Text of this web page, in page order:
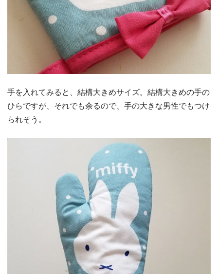
手を入れてみると、結構大きめサイズ。結構大きめの手の
ひらですが、それでも余るので、手の大きな男性でもつけ
られそう。